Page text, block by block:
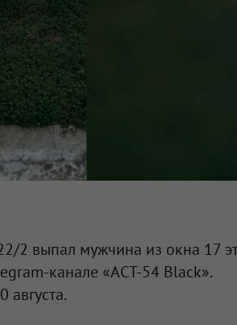
2 выпал мужчина из окна 17
канале «АСТ-54 Black».